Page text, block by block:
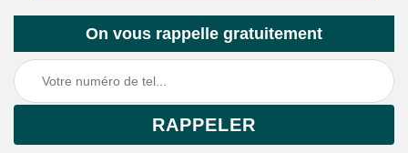
On vous rappelle gratuitement